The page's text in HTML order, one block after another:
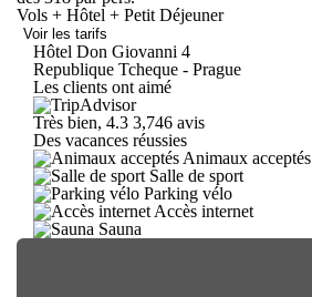
Vols + Hôtel + Petit Déjeuner
Voir les tarifs
Hôtel Don Giovanni 4
Republique Tcheque - Prague
Les clients ont aimé
Très bien, 4.3 3,746 avis
Des vacances réussies
Animaux acceptés
Salle de sport
Parking vélo
Accès internet
Sauna